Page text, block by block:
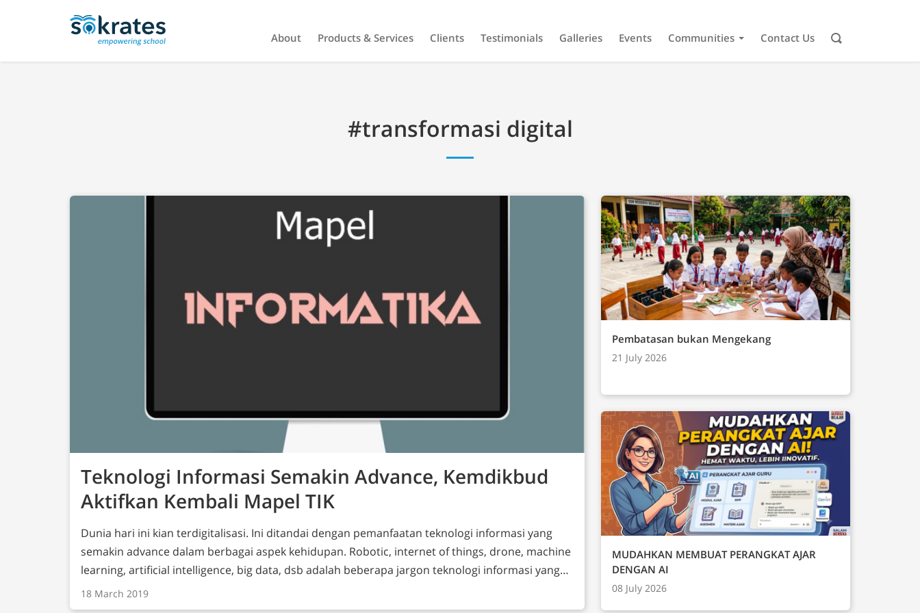
About Products & Services Clients Testimonials Galleries Events Communities Contact Us
#transformasi digital
Teknologi Informasi Semakin Advance, Kemdikbud
Aktifkan Kembali Mapel TIK
Dunia hari ini kian terdigitalisasi. Ini ditandai dengan pemanfaatan teknologi informasi yang
semakin advance dalam berbagai aspek kehidupan. Robotic, internet of things, drone, machine
learning, artificial intelligence, big data, dsb adalah beberapa jargon teknologi informasi yang
kerap kita dengar sehari-hari. Hal ini segera disadari oleh Pemerintah perlunya
mempersiapkan Sumber Daya Manusia (SDM) Indonesia segera mungkin dengan berbagai
18 March 2019
Pembatasan bukan Mengekang
21 July 2026
MUDAHKAN MEMBUAT PERANGKAT AJAR
DENGAN AI
08 July 2026